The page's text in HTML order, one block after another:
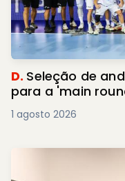
D. Seleção de
para a 'main
1 agosto 2026